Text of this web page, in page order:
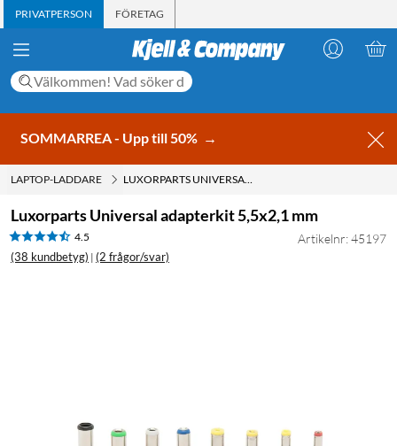
PRIVATPERSON FÖRETAG
SOMMARREA - Upp till 50% →
LAPTOP-LADDARE LUXORPARTS UNIVERSAL ADAPTERKIT 5,5X2,1 MM
Luxorparts Universal adapterkit 5,5x2,1 mm
4.5
(38 kundbetyg) | (2 frågor/svar)
Artikelnr: 45197